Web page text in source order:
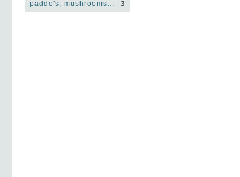
paddo's, mushrooms… - 3